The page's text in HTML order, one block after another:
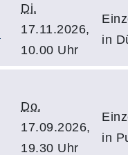
Di.
17.11.2026,
10.00 Uhr
in
Do.
17.09.2026,
19.30 Uhr
in